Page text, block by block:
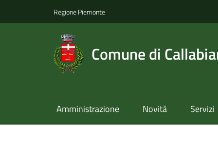
Regione Piemonte
Comune di
Amministrazione Novità Servizi